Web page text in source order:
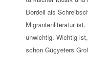
Bordell als
Migrantenliteratur
unwichtig. Wichtig
schon Güçyeters